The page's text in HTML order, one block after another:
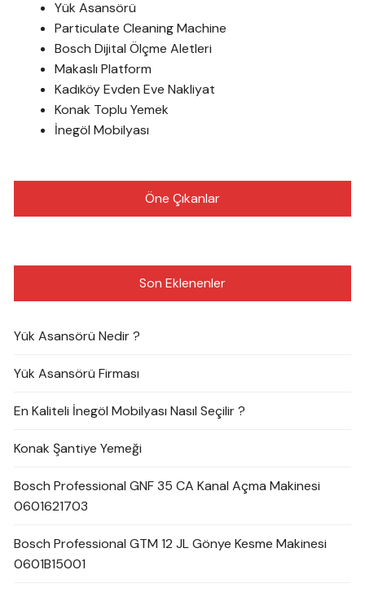
Yük Asansörü
Particulate Cleaning Machine
Bosch Dijital Ölçme Aletleri
Makaslı Platform
Kadıköy Evden Eve Nakliyat
Konak Toplu Yemek
İnegöl Mobilyası
Öne Çıkanlar
Son Eklenenler
Yük Asansörü Nedir ?
Yük Asansörü Firması
En Kaliteli İnegöl Mobilyası Nasıl Seçilir ?
Konak Şantiye Yemeği
Bosch Professional GNF 35 CA Kanal Açma Makinesi
0601621703
Bosch Professional GTM 12 JL Gönye Kesme Makinesi
0601B15001